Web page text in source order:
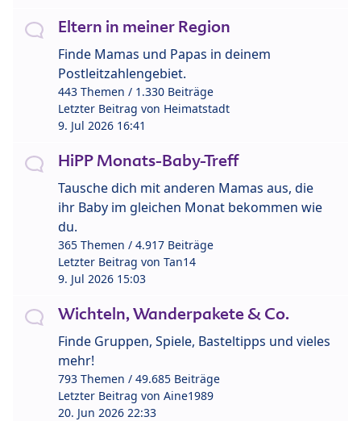
Eltern in meiner Region
Finde Mamas und Papas in deinem
Postleitzahlengebiet.
443 Themen / 1.330 Beiträge
Letzter Beitrag von Heimatstadt
9. Jul 2026 16:41
HiPP Monats-Baby-Treff
Tausche dich mit anderen Mamas aus, die
ihr Baby im gleichen Monat bekommen wie
du.
365 Themen / 4.917 Beiträge
Letzter Beitrag von Tan14
9. Jul 2026 15:03
Wichteln, Wanderpakete & Co.
Finde Gruppen, Spiele, Basteltipps und vieles
mehr!
793 Themen / 49.685 Beiträge
Letzter Beitrag von Aine1989
20. Jun 2026 22:33